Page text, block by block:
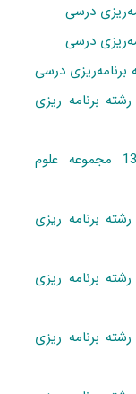
دانلود سوالات آزمون دکتری 1396 رشته برنامه ریزی
دانلود سوالات آزمون دکتری 1395 مجموعه علوم
دانلود سوالات آزمون دکتری 1394 رشته برنامه ریزی
دانلود سوالات آزمون دکتری 1393 رشته برنامه ریزی
دانلود سوالات آزمون دکتری 1392 رشته برنامه ریزی